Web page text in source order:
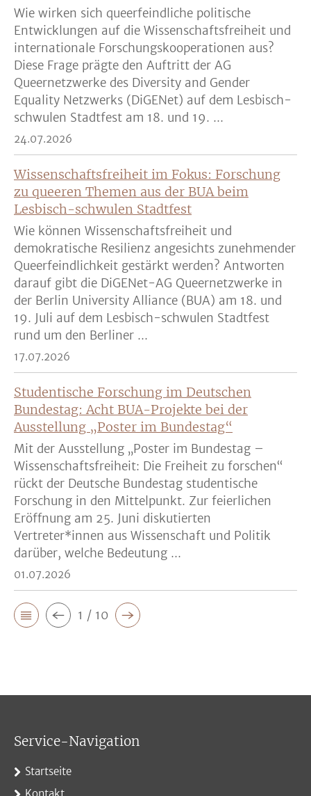
Wie wirken sich queerfeindliche politische
Entwicklungen auf die Wissenschaftsfreiheit und
internationale Forschungskooperationen aus?
Diese Frage prägte den Auftritt der AG
Queernetzwerke des Diversity and Gender
Equality Netzwerks (DiGENet) auf dem Lesbisch-
schwulen Stadtfest am 18. und 19. ...
24.07.2026
Wissenschaftsfreiheit im Fokus: Forschung
zu queeren Themen aus der BUA beim
Lesbisch-schwulen Stadtfest
Wie können Wissenschaftsfreiheit und
demokratische Resilienz angesichts zunehmender
Queerfeindlichkeit gestärkt werden? Antworten
darauf gibt die DiGENet-AG Queernetzwerke in
der Berlin University Alliance (BUA) am 18. und
19. Juli auf dem Lesbisch-schwulen Stadtfest
rund um den Berliner ...
17.07.2026
Studentische Forschung im Deutschen
Bundestag: Acht BUA-Projekte bei der
Ausstellung „Poster im Bundestag“
Mit der Ausstellung „Poster im Bundestag –
Wissenschaftsfreiheit: Die Freiheit zu forschen“
rückt der Deutsche Bundestag studentische
Forschung in den Mittelpunkt. Zur feierlichen
Eröffnung am 25. Juni diskutierten
Vertreter*innen aus Wissenschaft und Politik
darüber, welche Bedeutung ...
01.07.2026
1 / 10
Service-Navigation
Startseite